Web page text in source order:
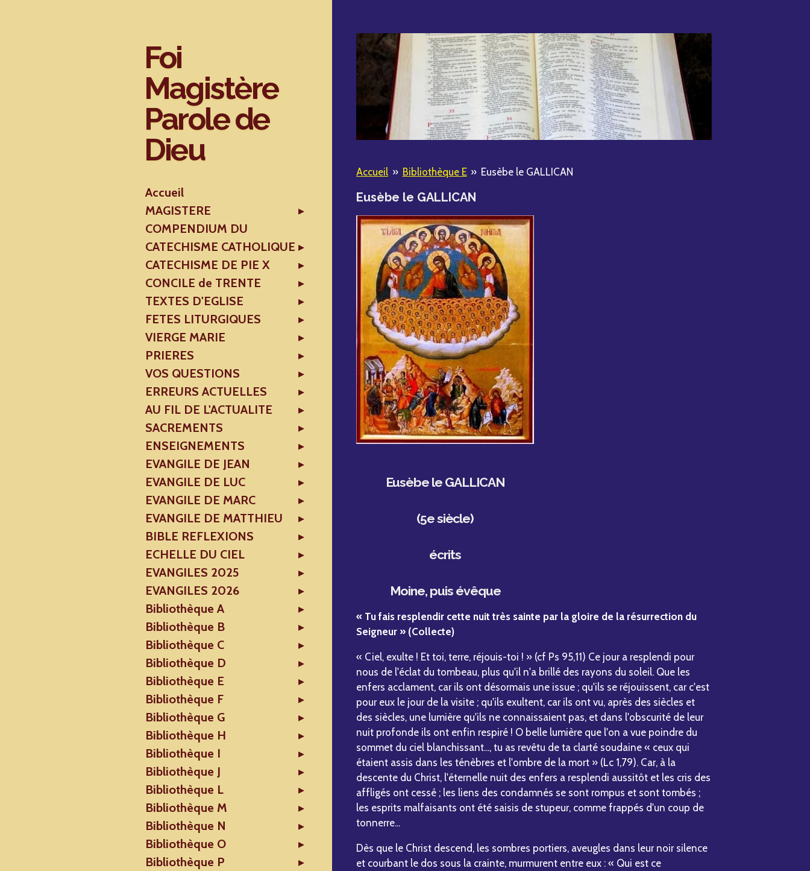
Accueil » Bibliothèque E » Eusèbe le GALLICAN
Eusèbe le GALLICAN
Eusèbe le GALLICAN
(5e siècle)
écrits
Moine, puis évêque
« Tu fais resplendir cette nuit très sainte par la gloire de la résurrection du
Seigneur » (Collecte)
« Ciel, exulte ! Et toi, terre, réjouis-toi ! » (cf Ps 95,11) Ce jour a resplendi pour
nous de l'éclat du tombeau, plus qu'il n'a brillé des rayons du soleil. Que les
enfers acclament, car ils ont désormais une issue ; qu'ils se réjouissent, car c'est
pour eux le jour de la visite ; qu'ils exultent, car ils ont vu, après des siècles et
des siècles, une lumière qu'ils ne connaissaient pas, et dans l'obscurité de leur
nuit profonde ils ont enfin respiré ! O belle lumière que l'on a vue poindre du
sommet du ciel blanchissant..., tu as revêtu de ta clarté soudaine « ceux qui
étaient assis dans les ténèbres et l'ombre de la mort » (Lc 1,79). Car, à la
descente du Christ, l'éternelle nuit des enfers a resplendi aussitôt et les cris des
affligés ont cessé ; les liens des condamnés se sont rompus et sont tombés ;
les esprits malfaisants ont été saisis de stupeur, comme frappés d'un coup de
tonnerre...
Dès que le Christ descend, les sombres portiers, aveugles dans leur noir silence
et courbant le dos sous la crainte, murmurent entre eux : « Qui est ce
Foi
Magistère
Parole de
Dieu
Accueil
MAGISTERE
COMPENDIUM DU
CATECHISME CATHOLIQUE
CATECHISME DE PIE X
CONCILE de TRENTE
TEXTES D'EGLISE
FETES LITURGIQUES
VIERGE MARIE
PRIERES
VOS QUESTIONS
ERREURS ACTUELLES
AU FIL DE L'ACTUALITE
SACREMENTS
ENSEIGNEMENTS
EVANGILE DE JEAN
EVANGILE DE LUC
EVANGILE DE MARC
EVANGILE DE MATTHIEU
BIBLE REFLEXIONS
ECHELLE DU CIEL
EVANGILES 2025
EVANGILES 2026
Bibliothèque A
Bibliothèque B
Bibliothèque C
Bibliothèque D
Bibliothèque E
Bibliothèque F
Bibliothèque G
Bibliothèque H
Bibliothèque I
Bibliothèque J
Bibliothèque L
Bibliothèque M
Bibliothèque N
Bibliothèque O
Bibliothèque P